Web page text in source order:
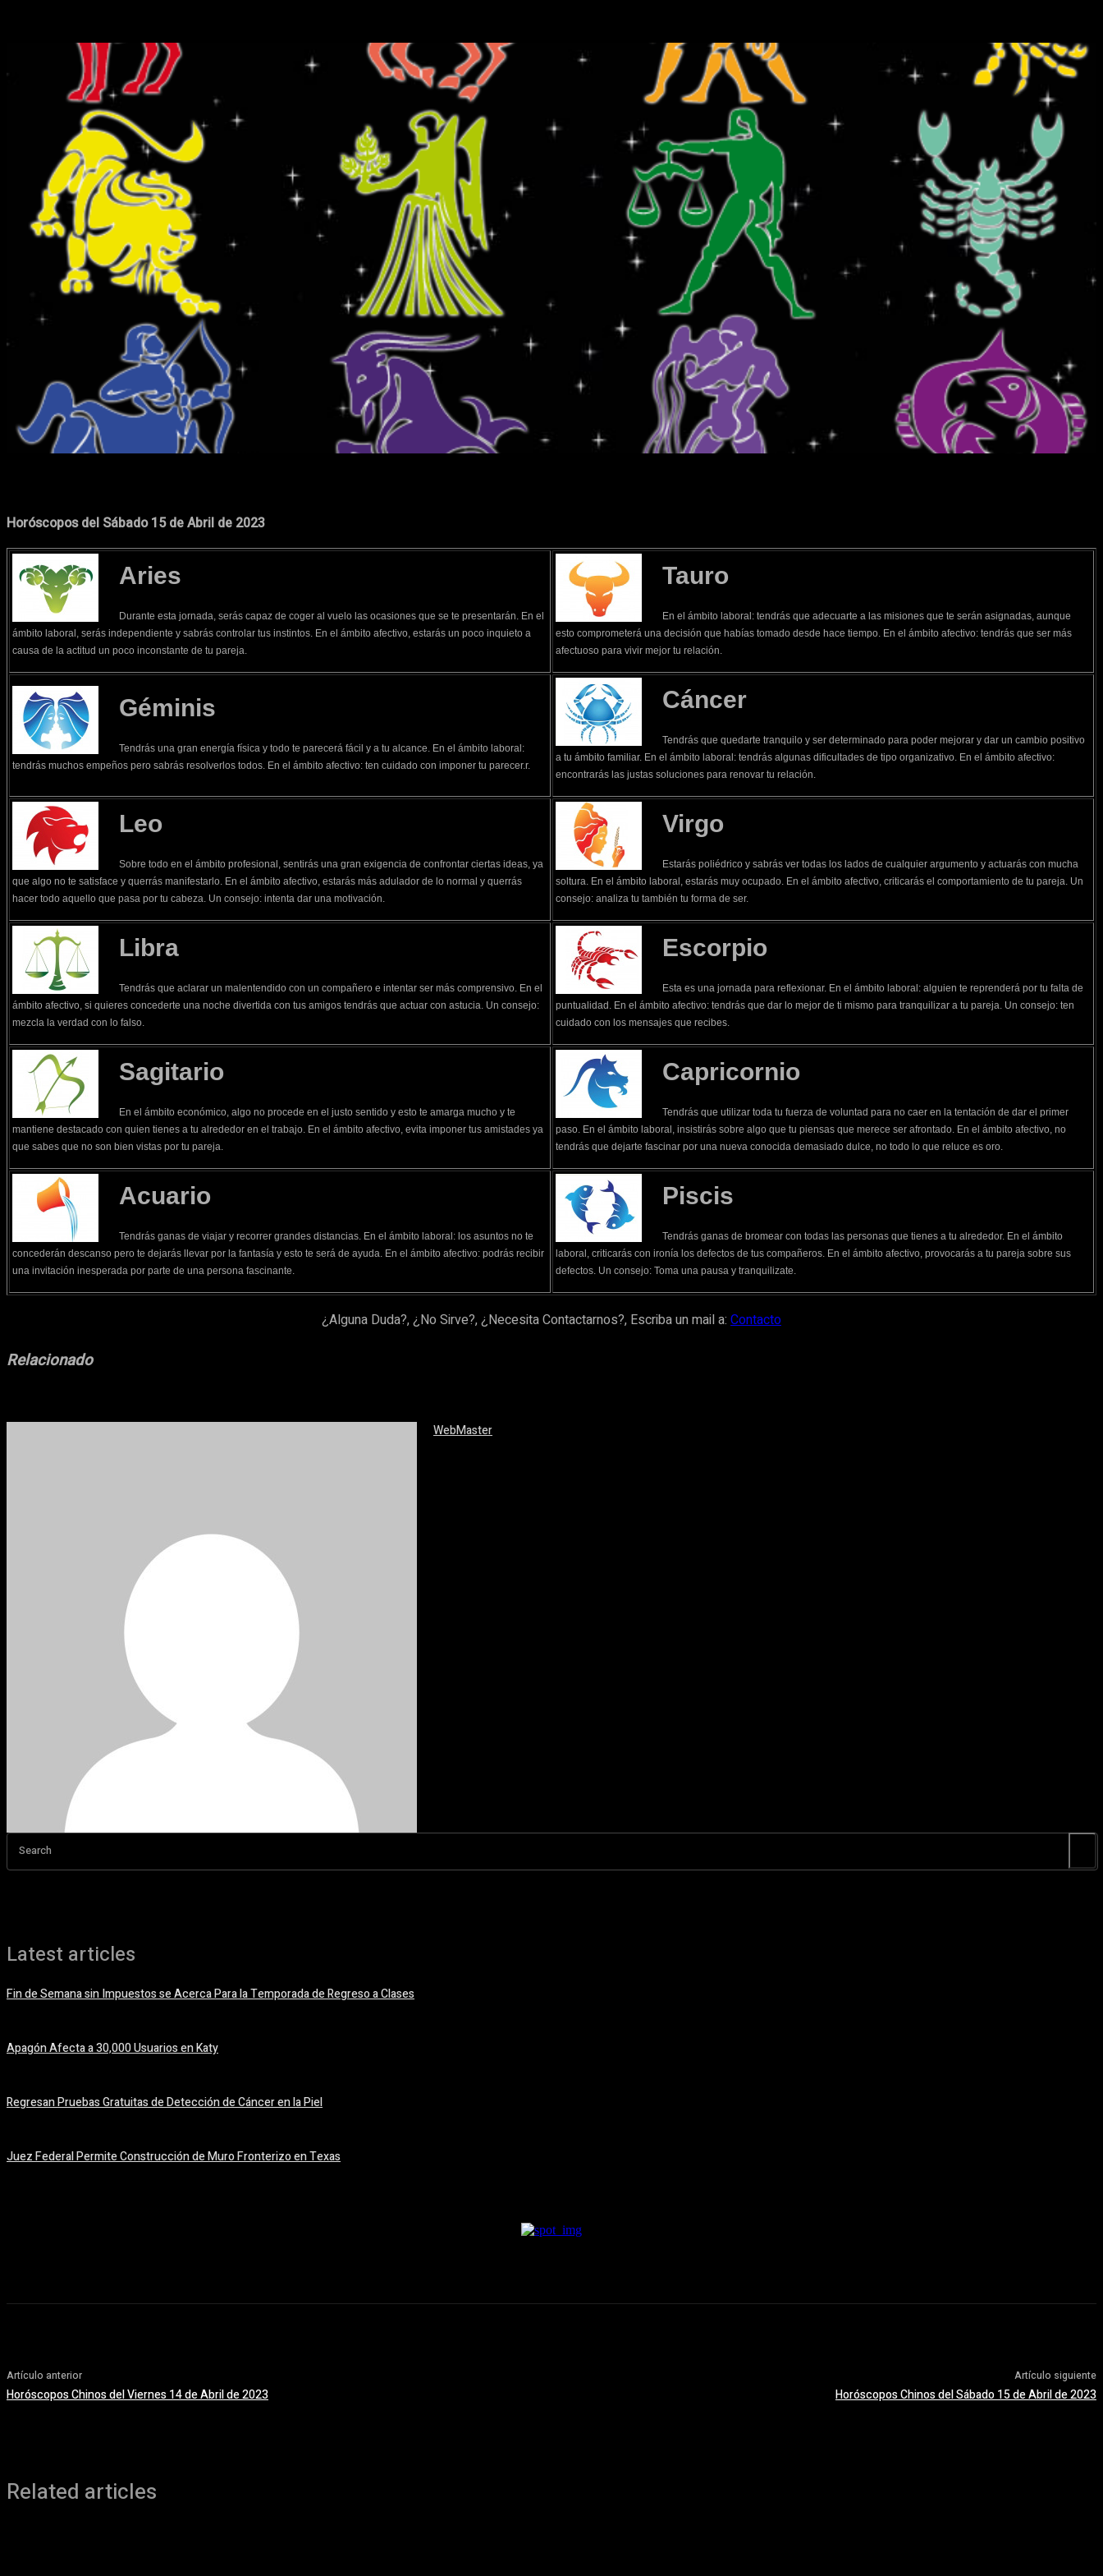
Cuota Facebook Pinterest
Horóscopos del Sábado 15 de Abril de 2023
Aries
Durante esta jornada, serás capaz de coger al vuelo las ocasiones que se te presentarán. En el
ámbito laboral, serás independiente y sabrás controlar tus instintos. En el ámbito afectivo, estarás un poco inquieto a
causa de la actitud un poco inconstante de tu pareja.
Tauro
En el ámbito laboral: tendrás que adecuarte a las misiones que te serán asignadas, aunque
esto comprometerá una decisión que habías tomado desde hace tiempo. En el ámbito afectivo: tendrás que ser más
afectuoso para vivir mejor tu relación.
Géminis
Tendrás una gran energía física y todo te parecerá fácil y a tu alcance. En el ámbito laboral:
tendrás muchos empeños pero sabrás resolverlos todos. En el ámbito afectivo: ten cuidado con imponer tu parecer.r.
Cáncer
Tendrás que quedarte tranquilo y ser determinado para poder mejorar y dar un cambio positivo
a tu ámbito familiar. En el ámbito laboral: tendrás algunas dificultades de tipo organizativo. En el ámbito afectivo:
encontrarás las justas soluciones para renovar tu relación.
Leo
Sobre todo en el ámbito profesional, sentirás una gran exigencia de confrontar ciertas ideas, ya
que algo no te satisface y querrás manifestarlo. En el ámbito afectivo, estarás más adulador de lo normal y querrás
hacer todo aquello que pasa por tu cabeza. Un consejo: intenta dar una motivación.
Virgo
Estarás poliédrico y sabrás ver todas los lados de cualquier argumento y actuarás con mucha
soltura. En el ámbito laboral, estarás muy ocupado. En el ámbito afectivo, criticarás el comportamiento de tu pareja. Un
consejo: analiza tu también tu forma de ser.
Libra
Tendrás que aclarar un malentendido con un compañero e intentar ser más comprensivo. En el
ámbito afectivo, si quieres concederte una noche divertida con tus amigos tendrás que actuar con astucia. Un consejo:
mezcla la verdad con lo falso.
Escorpio
Esta es una jornada para reflexionar. En el ámbito laboral: alguien te reprenderá por tu falta de
puntualidad. En el ámbito afectivo: tendrás que dar lo mejor de ti mismo para tranquilizar a tu pareja. Un consejo: ten
cuidado con los mensajes que recibes.
Sagitario
En el ámbito económico, algo no procede en el justo sentido y esto te amarga mucho y te
mantiene destacado con quien tienes a tu alrededor en el trabajo. En el ámbito afectivo, evita imponer tus amistades ya
que sabes que no son bien vistas por tu pareja.
Capricornio
Tendrás que utilizar toda tu fuerza de voluntad para no caer en la tentación de dar el primer
paso. En el ámbito laboral, insistirás sobre algo que tu piensas que merece ser afrontado. En el ámbito afectivo, no
tendrás que dejarte fascinar por una nueva conocida demasiado dulce, no todo lo que reluce es oro.
Acuario
Tendrás ganas de viajar y recorrer grandes distancias. En el ámbito laboral: los asuntos no te
concederán descanso pero te dejarás llevar por la fantasía y esto te será de ayuda. En el ámbito afectivo: podrás recibir
una invitación inesperada por parte de una persona fascinante.
Piscis
Tendrás ganas de bromear con todas las personas que tienes a tu alrededor. En el ámbito
laboral, criticarás con ironía los defectos de tus compañeros. En el ámbito afectivo, provocarás a tu pareja sobre sus
defectos. Un consejo: Toma una pausa y tranquilizate.
¿Alguna Duda?, ¿No Sirve?, ¿Necesita Contactarnos?, Escriba un mail a: Contacto
Relacionado
WebMaster
Search
Latest articles
Fin de Semana sin Impuestos se Acerca Para la Temporada de Regreso a Clases
Apagón Afecta a 30,000 Usuarios en Katy
Regresan Pruebas Gratuitas de Detección de Cáncer en la Piel
Juez Federal Permite Construcción de Muro Fronterizo en Texas
Artículo anterior
Horóscopos Chinos del Viernes 14 de Abril de 2023
Artículo siguiente
Horóscopos Chinos del Sábado 15 de Abril de 2023
Related articles